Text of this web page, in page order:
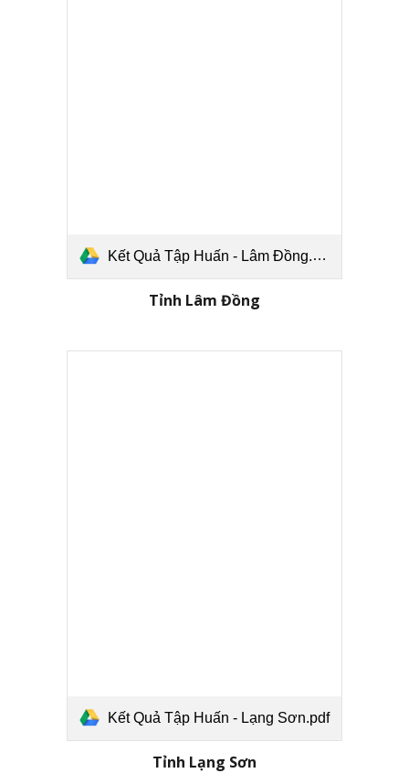
Kết Quả Tập Huấn - Lâm Đồng.pdf
Tỉnh Lâm Đồng
Kết Quả Tập Huấn - Lạng Sơn.pdf
Tỉnh Lạng Sơn